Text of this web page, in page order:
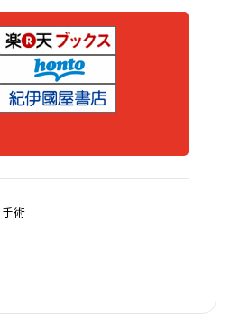
きく進歩した遺伝子検査につい
130を超える「聞きなれない病
と怖そうなイメージもある検査
ることで不安を解消し、病気治
常備書となっています。
術